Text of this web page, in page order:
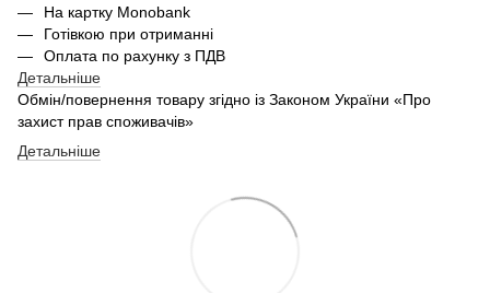
На картку Monobank
Готівкою при отриманні
Оплата по рахунку з ПДВ
Детальніше
Обмін/повернення товару згідно із Законом України «Про
захист прав споживачів»
Детальніше